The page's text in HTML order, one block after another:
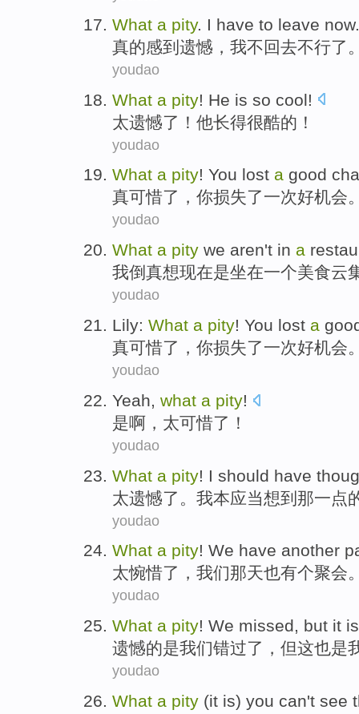
What a pity. I have to leave now.
真的感到 遗憾 ， 我不回去不行了
youdao
What a pity! He is so cool!
太遗憾了！ 他长得很酷的！
youdao
What a pity! You lost a good
真可惜了， 你损失了一次好机会
youdao
What a pity we aren't in a
我倒真想现在是坐在一个美食云
youdao
Lily: What a pity! You lost a
真可惜了， 你损失了一次好机会
youdao
Yeah, what a pity!
是啊 ，太可惜了！
youdao
What a pity! I should have
太遗憾了。 我本应当想到那一点
youdao
What a pity! We have another
太惋惜了， 我们那天也有个聚会
youdao
What a pity! We missed, but it
遗憾的是我们错过了 ， 但这也是
youdao
What a pity (it is) you can't see